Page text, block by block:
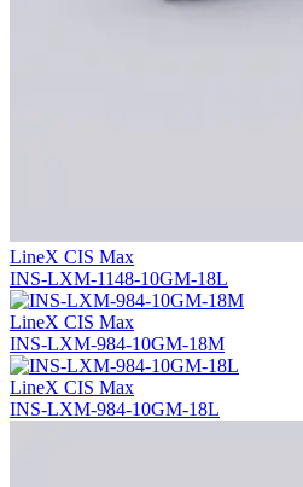
LineX CIS Max
INS-LXM-1148-10GM-18L
LineX CIS Max
INS-LXM-984-10GM-18M
LineX CIS Max
INS-LXM-984-10GM-18L